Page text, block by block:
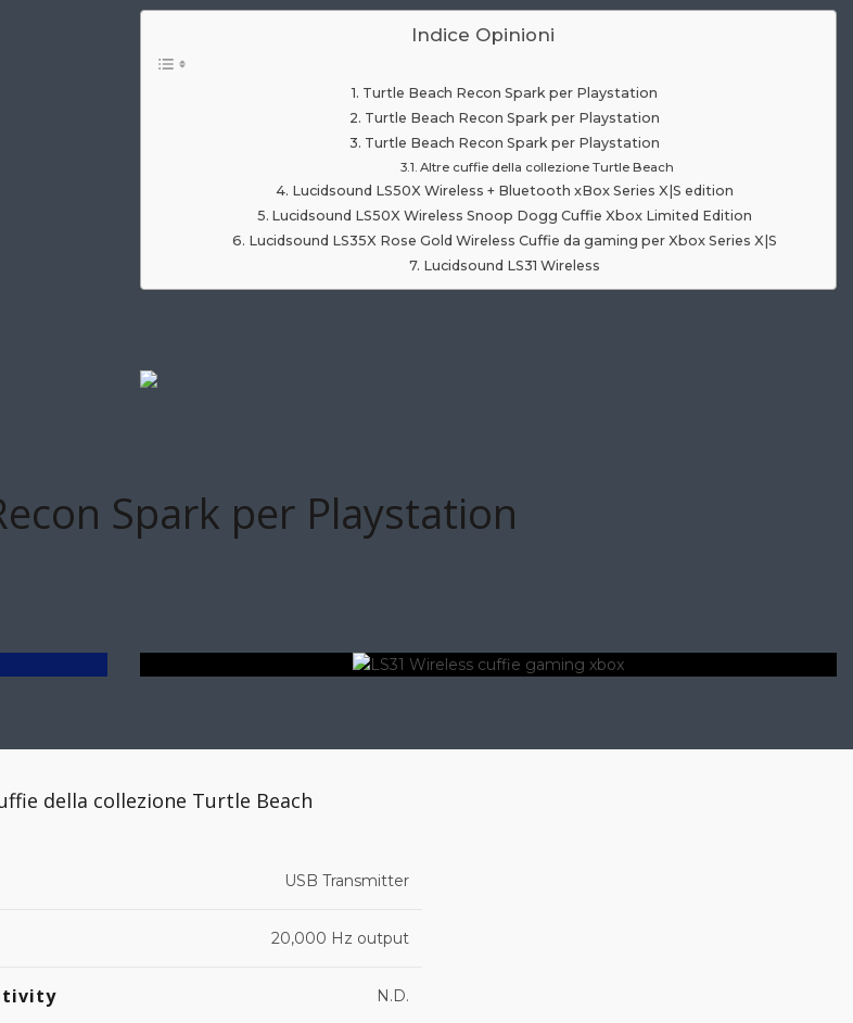
Indice Opinioni
Turtle Beach Recon Spark per Playstation
Turtle Beach Recon Spark per Playstation
Turtle Beach Recon Spark per Playstation
Altre cuffie della collezione Turtle Beach
Lucidsound LS50X Wireless + Bluetooth xBox Series X|S edition
Lucidsound LS50X Wireless Snoop Dogg Cuffie Xbox Limited Edition
Lucidsound LS35X Rose Gold Wireless Cuffie da gaming per Xbox Series X|S
Lucidsound LS31 Wireless
Spark per Playstation
della collezione Turtle Beach
USB Transmitter
20,000 Hz output
N.D.